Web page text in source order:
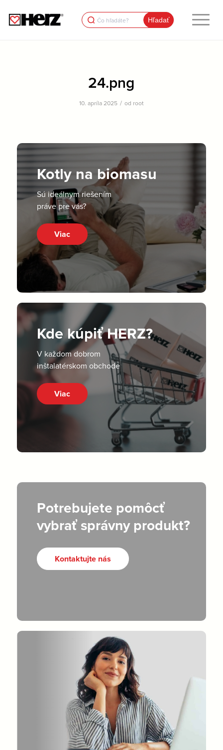
Search
for:
24.png
10. apríla 2025 / od root
Kotly na biomasu
Sú ideálnym riešením
práve pre vás?
Viac
Kde kúpiť HERZ?
V každom dobrom
inštalatérskom obchode
Viac
Potrebujete pomôcť
vybrať správny produkt?
Kontaktujte nás